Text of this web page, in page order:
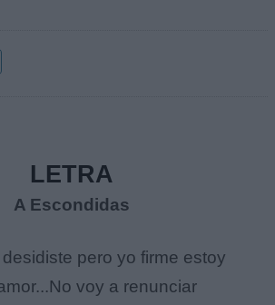
LETRA
A Escondidas
pero yo firme estoy
voy a renunciar